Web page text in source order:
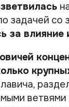
задачей со
за влияние